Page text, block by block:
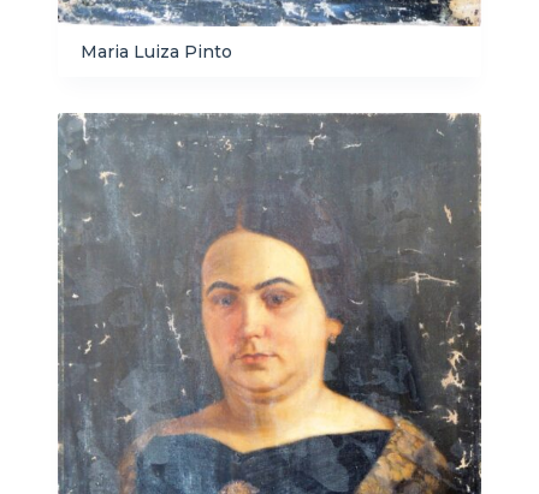
Maria Luiza Pinto